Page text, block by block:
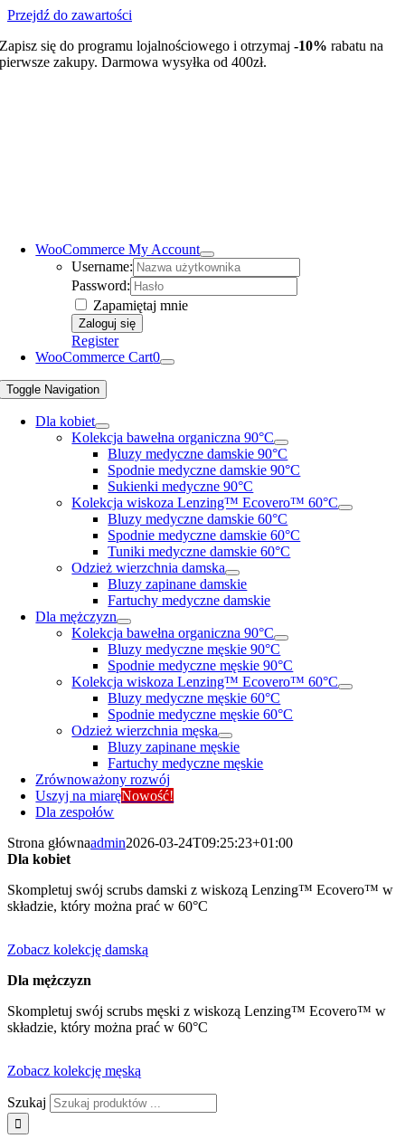
Przejdź do zawartości
Zapisz się do programu lojalnościowego i otrzymaj-10% rabatu na
pierwsze zakupy. Darmowa wysyłka od 400zł.
WooCommerce My Account
Username:
Password:
Zapamiętaj mnie
Register
WooCommerce Cart0
Toggle Navigation
Dla kobiet
Kolekcja bawełna organiczna 90°C
Bluzy medyczne damskie 90°C
Spodnie medyczne damskie 90°C
Sukienki medyczne 90°C
Kolekcja wiskoza Lenzing™ Ecovero™ 60°C
Bluzy medyczne damskie 60°C
Spodnie medyczne damskie 60°C
Tuniki medyczne damskie 60°C
Odzież wierzchnia damska
Bluzy zapinane damskie
Fartuchy medyczne damskie
Dla mężczyzn
Kolekcja bawełna organiczna 90°C
Bluzy medyczne męskie 90°C
Spodnie medyczne męskie 90°C
Kolekcja wiskoza Lenzing™ Ecovero™ 60°C
Bluzy medyczne męskie 60°C
Spodnie medyczne męskie 60°C
Odzież wierzchnia męska
Bluzy zapinane męskie
Fartuchy medyczne męskie
Zrównoważony rozwój
Uszyj na miaręNowość!
Dla zespołów
Strona głównaadmin2026-03-24T09:25:23+01:00
Dla kobiet
Skompletuj swój scrubs damski z wiskozą Lenzing™ Ecovero™ w
składzie, który można prać w 60°C
Zobacz kolekcję damską
Dla mężczyzn
Skompletuj swój scrubs męski z wiskozą Lenzing™ Ecovero™ w
składzie, który można prać w 60°C
Zobacz kolekcję męską
Szukaj